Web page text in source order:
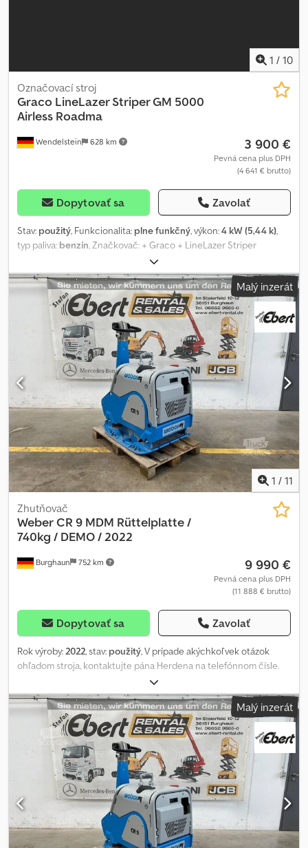
1 / 10
Wendelstein 628 km
Označovací stroj
Graco LineLazer Striper GM 5000
Airless Roadma
3 900 €
Pevná cena plus DPH
(4 641 € brutto)
Dopytovať sa Zavolať
Stav: použitý, Funkcionalita: plne funkčný, výkon:4 kW (5,44 k),
typ paliva: benzín, Značkovač: + Graco + LineLazer Striper
GM5000 + Bezvzduchový systém + Motor Honda GX 160, 5,5 koní +
Pištoľ Všetky nové vozidlá vám zašleme e-mailom – prihláste sa do
nášho NEWSLETTERA! Chyby a preklepy vyhradené, predaj závisí
od dostupnosti! Chjdpfx Aezmtktsfvsa
Malý inzerát
1 / 11
Burghaun 752 km
Zhutňovač
WeberCR 9 MDM Rüttelplatte /
740kg / DEMO / 2022
9 990 €
Pevná cena plus DPH
(11 888 € brutto)
Dopytovať sa Zavolať
Rok výroby:2022, stav: použitý, V prípade akýchkoľvek otázok
ohľadom stroja, kontaktujte pána Herdena na telefónnom čísle.
Weber CR 9 MDM Hatz-Diesel vibračná doska / Rok výroby: 2022 /
Elektrický štart / DEMO - zariadenie Predajná cena: 9 990,00 € bez
DPH / 11 888,10 € s DPH Technické údaje Motor: Hatz-Diesel
Maximálny výkon motora: 11,0 (15,0) kW/PS Hmotnosť: 740 kg
Odstreďovacia sila: 100 kN Frekvencia: 65 Hz Pracovná šírka: 75 cm
Reverzibilné zhutňovacie stroje radu CR vynikajú vysokým
zhutňovacím výkonom a maximálnou efektivitou. Preto sú
ideálnou voľbou pre zhutňovacie práce, od klasických
stavebných prác na cestách a podzemných inštaláciách až po
kladenie dlažby. Vyvážené jazdné vlastnosti, nízka hlučnosť a nízke
vibrácie prenášané na ruku a predlaktie zaisťujú vysoký komfort
obsluhy. - Presné, plynulé, elektrohydraulické prepínanie smeru
Malý inzerát